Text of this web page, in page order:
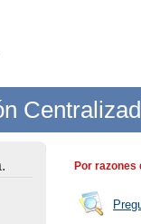
Por